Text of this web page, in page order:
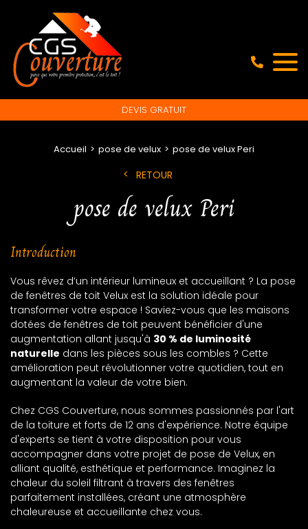
DEVIS GRATUIT
Accueil pose de velux pose de velux Peri
RETOUR
pose de velux Peri
Introduction
Vous rêvez d’un intérieur lumineux et accueillant ? La pose
de fenêtres de toit Velux est la solution idéale pour
transformer votre espace ! Saviez-vous que les maisons
dotées de fenêtres de toit peuvent bénéficier d'une
augmentation allant jusqu'à 30 % de luminosité
naturelle dans les pièces sous les combles ? Cette
amélioration peut révolutionner votre quotidien, tout en
augmentant la valeur de votre bien.
Chez CGS Couverture, nous sommes passionnés par l'art
de la toiture et forts de 12 ans d'expérience. Notre équipe
d'experts se tient à votre disposition pour vous
accompagner dans votre projet de pose de Velux, en
alliant qualité, esthétique et performance. Imaginez la
chaleur du soleil filtrant à travers des fenêtres
parfaitement installées, créant une atmosphère
chaleureuse et accueillante chez vous.